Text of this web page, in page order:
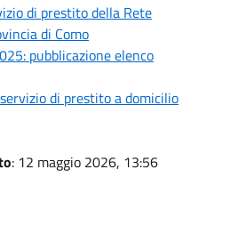
di prestito della Rete
di Como
pubblicazione elenco
di prestito a domicilio
: 12 maggio 2026, 13:56